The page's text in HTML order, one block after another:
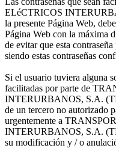
ELéCTRICOS
la presente Página Web,
Página Web con la máxima
de evitar que esta
siendo estas contraseñas
Si el usuario tuviera alguna
facilitadas por parte de
INTERURBANOS, S.A.
de un tercero no autorizado
urgentemente a
INTERURBANOS, S.A.
su modificación y / o